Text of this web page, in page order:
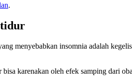
.
tidur
menyebabkan insomnia adalah
karenakan oleh efek samping dari